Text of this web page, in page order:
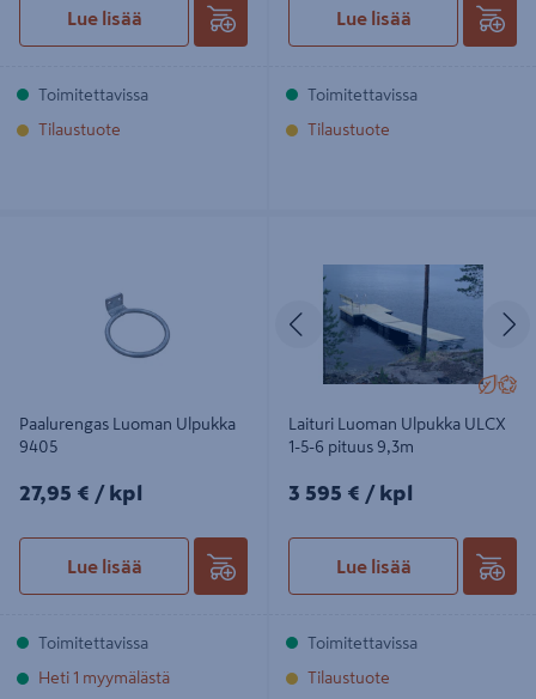
Lue lisää
Toimitettavissa
Tilaustuote
Lue lisää
Toimitettavissa
Tilaustuote
Paalurengas Luoman Ulpukka
9405
27,95€/kpl
27,95 € / kpl
Lue lisää
Toimitettavissa
Heti 1 myymälästä
Edellinen
Laituri Luoman Ulpukka ULCX
1-5-6 pituus 9,3m
3595€/kpl
3 595 € / kpl
Lue lisää
Toimitettavissa
Tilaustuote